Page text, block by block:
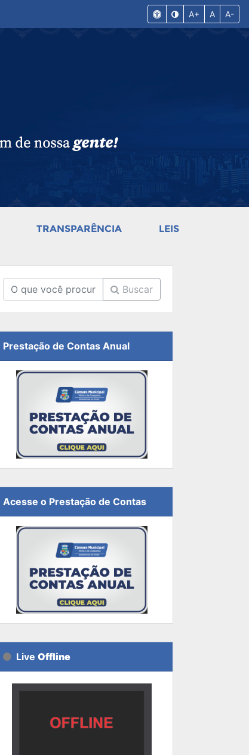
A+ A A-
TRANSPARÊNCIA
LEIS
Buscar
Prestação de Contas Anual
Acesse o Prestação de Contas
Live Offline